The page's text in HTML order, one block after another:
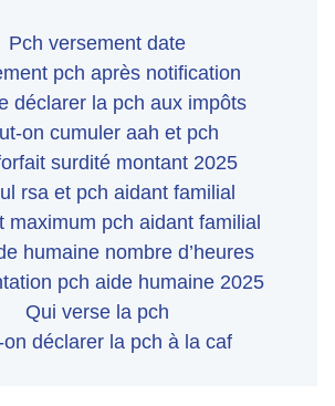
Pch versement date
pch après notification
déclarer la pch aux impôts
on cumuler aah et pch
surdité montant 2025
rsa et pch aidant familial
maximum pch aidant familial
humaine nombre d’heures
pch aide humaine 2025
Qui verse la pch
on déclarer la pch à la caf